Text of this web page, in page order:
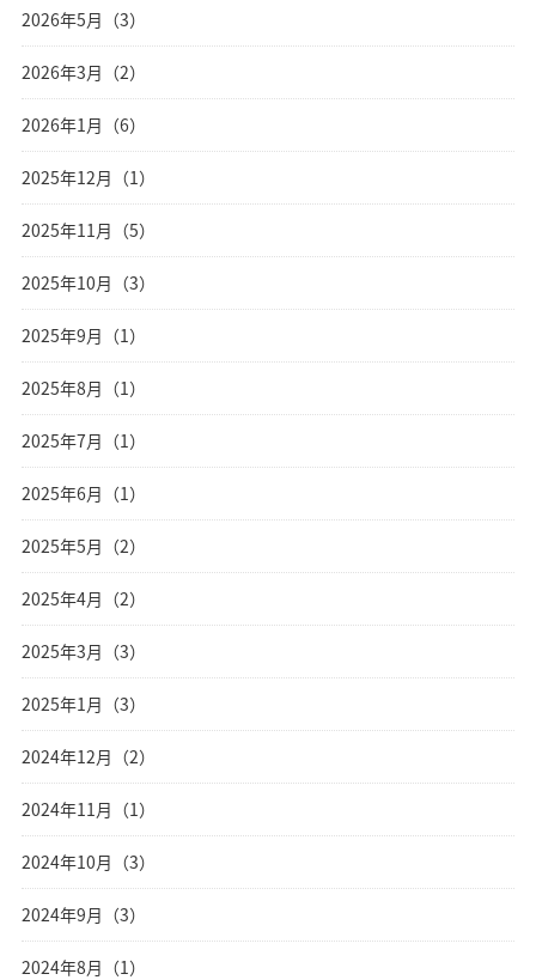
2026年5月（3）
2026年3月（2）
2026年1月（6）
2025年12月（1）
2025年11月（5）
2025年10月（3）
2025年9月（1）
2025年8月（1）
2025年7月（1）
2025年6月（1）
2025年5月（2）
2025年4月（2）
2025年3月（3）
2025年1月（3）
2024年12月（2）
2024年11月（1）
2024年10月（3）
2024年9月（3）
2024年8月（1）